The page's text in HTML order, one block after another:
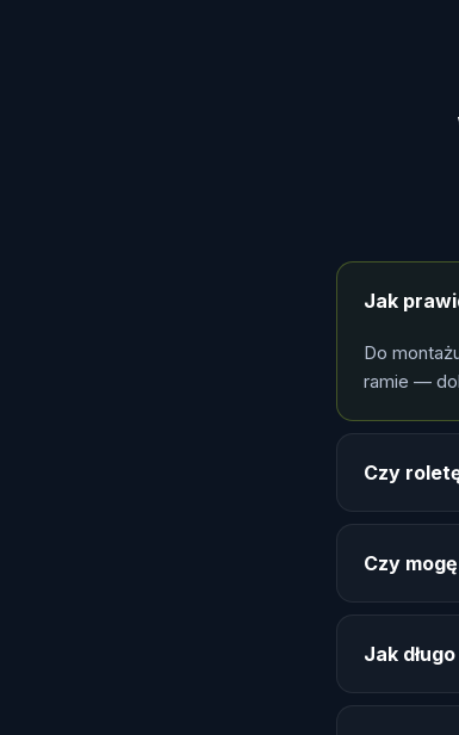
Jak
Do
ramie —
Czy
Czy
Jak